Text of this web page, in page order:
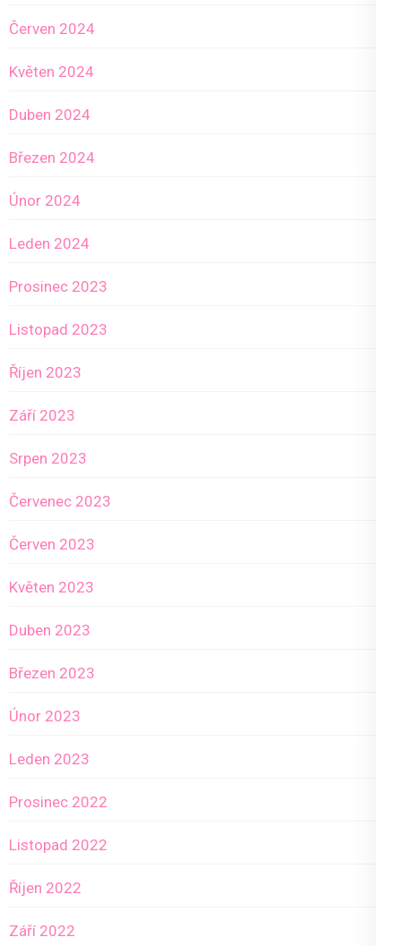
Červen 2024
Květen 2024
Duben 2024
Březen 2024
Únor 2024
Leden 2024
Prosinec 2023
Listopad 2023
Říjen 2023
Září 2023
Srpen 2023
Červenec 2023
Červen 2023
Květen 2023
Duben 2023
Březen 2023
Únor 2023
Leden 2023
Prosinec 2022
Listopad 2022
Říjen 2022
Září 2022